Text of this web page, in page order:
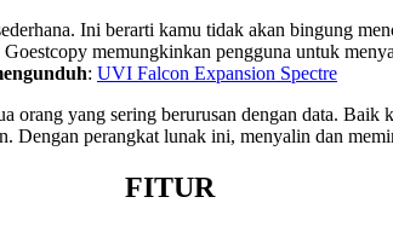
Ini berarti kamu tidak akan bingung
memungkinkan pengguna untuk
: UVI Falcon Expansion Spectre
orang yang sering berurusan dengan data.
perangkat lunak ini, menyalin dan
FITUR